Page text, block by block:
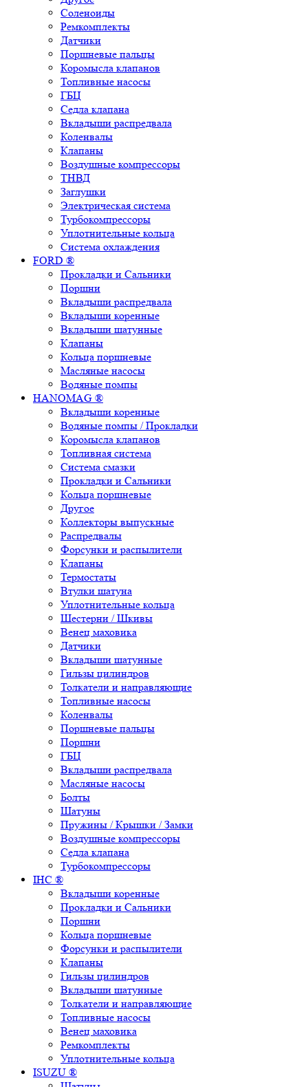
Соленоиды
Ремкомплекты
Датчики
Поршневые пальцы
Коромысла клапанов
Топливные насосы
ГБЦ
Седла клапана
Вкладыши распредвала
Коленвалы
Клапаны
Воздушные компрессоры
ТНВД
Заглушки
Электрическая система
Турбокомпрессоры
Уплотнительные кольца
Система охлаждения
FORD ®
Прокладки и Сальники
Поршни
Вкладыши распредвала
Вкладыши коренные
Вкладыши шатунные
Клапаны
Кольца поршневые
Масляные насосы
Водяные помпы
HANOMAG ®
Вкладыши коренные
Водяные помпы / Прокладки
Коромысла клапанов
Топливная система
Система смазки
Прокладки и Сальники
Кольца поршневые
Другое
Коллекторы выпускные
Распредвалы
Форсунки и распылители
Клапаны
Термостаты
Втулки шатуна
Уплотнительные кольца
Шестерни / Шкивы
Венец маховика
Датчики
Вкладыши шатунные
Гильзы цилиндров
Толкатели и направляющие
Топливные насосы
Коленвалы
Поршневые пальцы
Поршни
ГБЦ
Вкладыши распредвала
Масляные насосы
Болты
Шатуны
Пружины / Крышки / Замки
Воздушные компрессоры
Седла клапана
Турбокомпрессоры
IHC ®
Вкладыши коренные
Прокладки и Сальники
Поршни
Кольца поршневые
Форсунки и распылители
Клапаны
Гильзы цилиндров
Вкладыши шатунные
Толкатели и направляющие
Топливные насосы
Венец маховика
Ремкомплекты
Уплотнительные кольца
ISUZU ®